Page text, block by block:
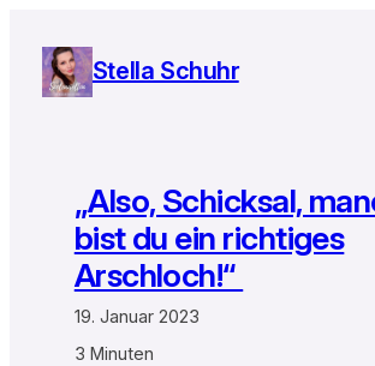
Inhalt
springen
Stella Schuhr
„Also, Schicksal,
bist du ein richtiges
Arschloch!“
19. Januar 2023
3 Minuten